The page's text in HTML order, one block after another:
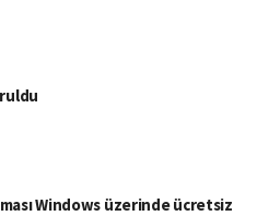
Windows üzerinde ücretsiz